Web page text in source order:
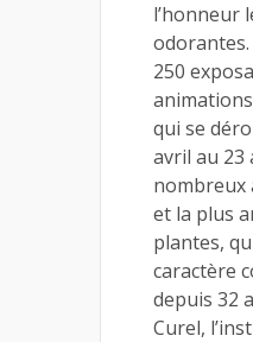
l’honneur
250
qui se
avril au 23
nombreux
et la plus
plantes,
caractère
depuis 32
Curel,